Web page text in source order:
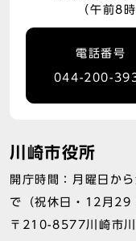
（午前8
電話番号
044-200-
川崎市役所
開庁時間：月曜日か
で（祝休日・12月29
〒210-8577川崎市